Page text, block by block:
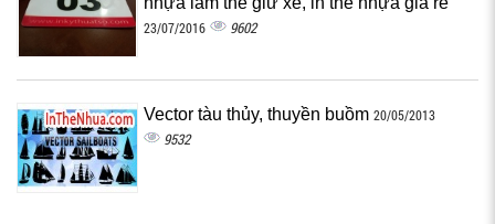
23/07/2016 9602
Vector tàu thủy, thuyền buồm 20/05/2013
9532